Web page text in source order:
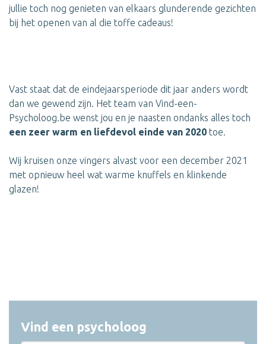
jullie toch nog genieten van elkaars glunderende gezichten
bij het openen van al die toffe cadeaus!
Vast staat dat de eindejaarsperiode dit jaar anders wordt
dan we gewend zijn. Het team van Vind-een-
Psycholoog.be wenst jou en je naasten ondanks alles toch
een zeer warm en liefdevol einde van 2020 toe.
Wij kruisen onze vingers alvast voor een december 2021
met opnieuw heel wat warme knuffels en klinkende
glazen!
Vind een psycholoog